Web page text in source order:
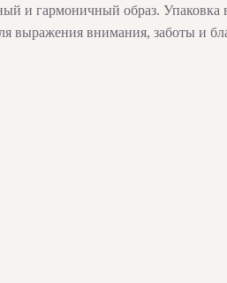
и гармоничный образ. Упаковка
выражения внимания, заботы и